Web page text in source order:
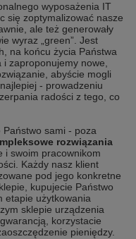
wyposażenia IT
się zoptymalizować nasze
ale też generowały
wyraz „green”. Jest
na końcu życia Państwa
zaproponujemy nowe,
abyście mogli
- prowadzeniu
radości z tego, co
Państwo sami - poza
rozwiązania
i swoim pracownikom
Każdy nasz klient
pod jego konkretne
kupujecie Państwo
etapie użytkowania
sklepie urządzenia
korzystacie
pieniędzy.